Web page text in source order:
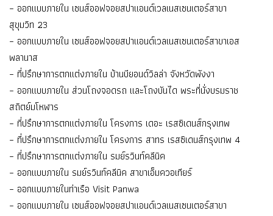
– ออกแบบภายใน เซนส์ออฟจอยสปาแอนด์เวลเนสเซนเตอร์สาขา
สุขุมวิท 23
– ออกแบบภายใน เซนส์ออฟจอยสปาแอนด์เวลเนสเซนเตอร์สาขาเอส
พลานาส
– ที่ปรึกษาการตกแต่งภายใน บ้านบียอนด์วิลล่า จังหวัดพังงา
– ออกแบบภายใน ส่วนโถงจอดรถ และโถงบันได พระที่นั่งบรมราช
สถิตย์มโหฬาร
– ที่ปรึกษาการตกแต่งภายใน โครงการ เดอะ เรสซิเดนส์กรุงเทพ
– ที่ปรึกษาการตกแต่งภายใน โครงการ สาทร เรสซิเดนส์กรุงเทพ 4
– ที่ปรึกษาการตกแต่งภายใน รมย์รวินท์คลีนิค
– ออกแบบภายใน รมย์รวินท์คลีนิค สาขาเอ็มควอเทียร์
– ออกแบบภายในท่าเรือ Visit Panwa
– ออกแบบภายใน เซนส์ออฟจอยสปาแอนด์เวลเนสเซนเตอร์สาขา